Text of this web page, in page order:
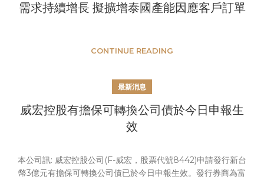
需求持續增長 擬擴增泰國產能因應客戶訂單
CONTINUE READING
最新消息
威宏控股有擔保可轉換公司債於今日申報生
效
本公司訊: 威宏控股公司(F-威宏，股票代號8442)申請發行新台
幣3億元有擔保可轉換公司債已於今日申報生效。發行券商為富